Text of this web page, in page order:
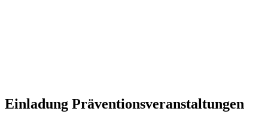
Einladung Präventionsveranstaltungen